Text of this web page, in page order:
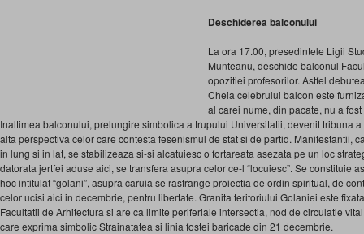
Deschiderea balconului
La ora 17.00, presedintele Ligii
Munteanu, deschide balconul
opozitiei profesorilor. Astfel
Cheia celebrului balcon este
al carei nume, din pacate, nu a
Inaltimea balconului, prelungire simbolica a trupului Universitatii, devenit tribuna
alta perspectiva celor care contesta fesenismul de stat si de partid. Manifestantii,
in lung si in lat, se stabilizeaza si-si alcatuiesc o fortareata asezata pe un loc
datorata jertfei aduse aici, se transfera asupra celor ce-l “locuiesc”. Se constituie
hoc intitulat “golani”, asupra caruia se rasfrange proiectia de ordin spiritual, de
celor ucisi aici in decembrie, pentru libertate. Granita teritoriului Golaniei este
Facultatii de Arhitectura si are ca limite periferiale intersectia, nod de circulatie
care exprima simbolic Strainatatea si linia fostei baricade din 21 decembrie.